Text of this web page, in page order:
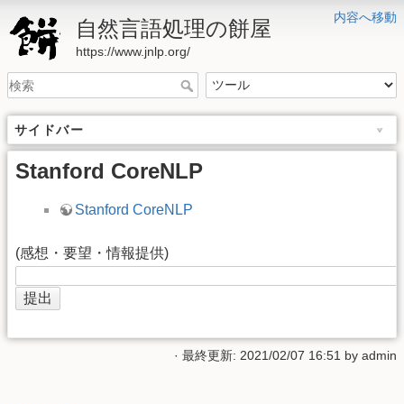
内容へ移動
自然言語処理の餅屋
https://www.jnlp.org/
サイドバー
Stanford CoreNLP
Stanford CoreNLP
(感想・要望・情報提供)
· 最終更新: 2021/02/07 16:51 by admin